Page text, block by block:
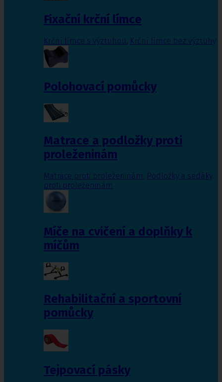
Fixační krční límce
Krční límce s výztuhou Krční límce bez výztuhy
Polohovací pomůcky
Matrace a podložky proti
proleženinám
Matrace proti proleženinám, Podložky a sedáky
proti proleženinám
Míče na cvičení a doplňky k
míčům
Rehabilitační a sportovní
pomůcky
Tejpovací pásky